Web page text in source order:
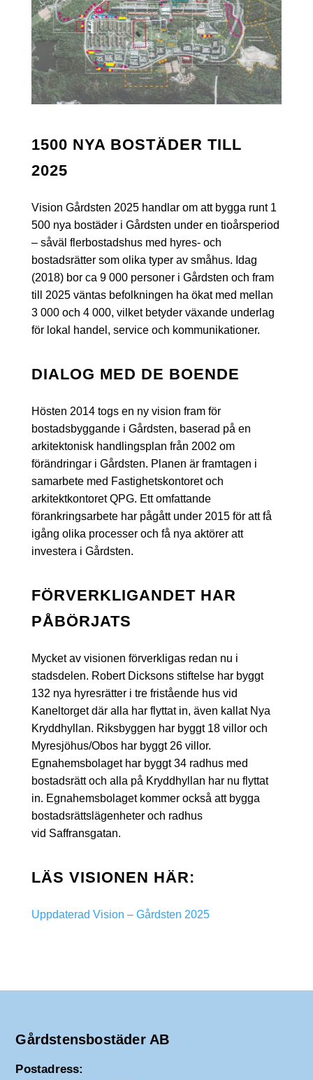
1500 NYA BOSTÄDER TILL
2025
Vision Gårdsten 2025 handlar om att bygga runt 1
500 nya bostäder i Gårdsten under en tioårsperiod
– såväl flerbostadshus med hyres- och
bostadsrätter som olika typer av småhus. Idag
(2018) bor ca 9 000 personer i Gårdsten och fram
till 2025 väntas befolkningen ha ökat med mellan
3 000 och 4 000, vilket betyder växande underlag
för lokal handel, service och kommunikationer.
DIALOG MED DE BOENDE
Hösten 2014 togs en ny vision fram för
bostadsbyggande i Gårdsten, baserad på en
arkitektonisk handlingsplan från 2002 om
förändringar i Gårdsten. Planen är framtagen i
samarbete med Fastighetskontoret och
arkitektkontoret QPG. Ett omfattande
förankringsarbete har pågått under 2015 för att få
igång olika processer och få nya aktörer att
investera i Gårdsten.
FÖRVERKLIGANDET HAR
PÅBÖRJATS
Mycket av visionen förverkligas redan nu i
stadsdelen. Robert Dicksons stiftelse har byggt
132 nya hyresrätter i tre fristående hus vid
Kaneltorget där alla har flyttat in, även kallat Nya
Kryddhyllan. Riksbyggen har byggt 18 villor och
Myresjöhus/Obos har byggt 26 villor.
Egnahemsbolaget har byggt 34 radhus med
bostadsrätt och alla på Kryddhyllan har nu flyttat
in. Egnahemsbolaget kommer också att bygga
bostadsrättslägenheter och radhus
vid Saffransgatan.
LÄS VISIONEN HÄR:
Uppdaterad Vision – Gårdsten 2025
Gårdstensbostäder AB
Postadress: